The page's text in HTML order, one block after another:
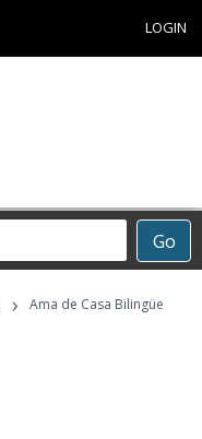
LOGIN
Go
› Ama de Casa Bilingüe